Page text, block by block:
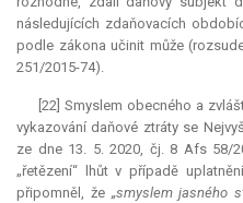
následujících zdaňovacích
podle zákona učinit může
251/2015-74).
[22] Smyslem obecného a
vykazování daňové ztráty se
ze dne 13. 5. 2020, čj. 8 Afs 58/
„řetězení“ lhůt v případě
připomněl, že„smyslem jasného